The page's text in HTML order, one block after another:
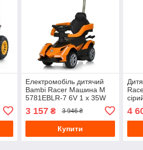
Електромобіль дитячий
Bambi Racer Машина M
5781EBLR-7 6V 1 x 35W
3 157₴ 3 946 ₴
Купити
4